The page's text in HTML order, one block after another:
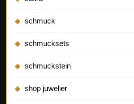
schmuck
schmucksets
schmuckstein
shop juwelier